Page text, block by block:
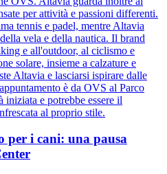
per attività e passioni differenti.
tennis e padel, mentre Altavia
vela e della nautica. Il brand
e all'outdoor, al ciclismo e
solare, insieme a calzature e
Altavia e lasciarsi ispirare dalle
è da OVS al Parco
e potrebbe essere il
al proprio stile.
per i cani: una pausa